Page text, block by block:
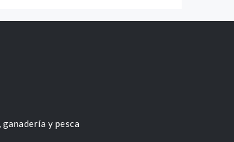
y pesca